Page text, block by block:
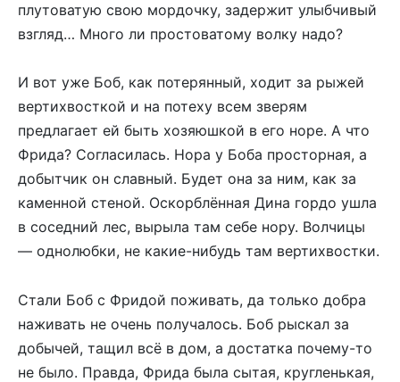
плутоватую свою мордочку, задержит улыбчивый
взгляд… Много ли простоватому волку надо?
И вот уже Боб, как потерянный, ходит за рыжей
вертихвосткой и на потеху всем зверям
предлагает ей быть хозяюшкой в его норе. А что
Фрида? Согласилась. Нора у Боба просторная, а
добытчик он славный. Будет она за ним, как за
каменной стеной. Оскорблённая Дина гордо ушла
в соседний лес, вырыла там себе нору. Волчицы
— однолюбки, не какие-нибудь там вертихвостки.
Стали Боб с Фридой поживать, да только добра
наживать не очень получалось. Боб рыскал за
добычей, тащил всё в дом, а достатка почему-то
не было. Правда, Фрида была сытая, кругленькая,